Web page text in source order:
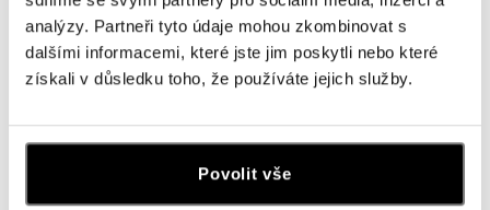
analýzy. Partneři tyto údaje mohou zkombinovat s
dalšími informacemi, které jste jim poskytli nebo které
získali v důsledku toho, že používáte jejich služby.
Povolit vše
Všechny Česko Slovensko
HALADA Pařížská, Praha
tel.: +420724986111
dnes otevřeno do 19:00
HALADA Na Příkopě, Praha